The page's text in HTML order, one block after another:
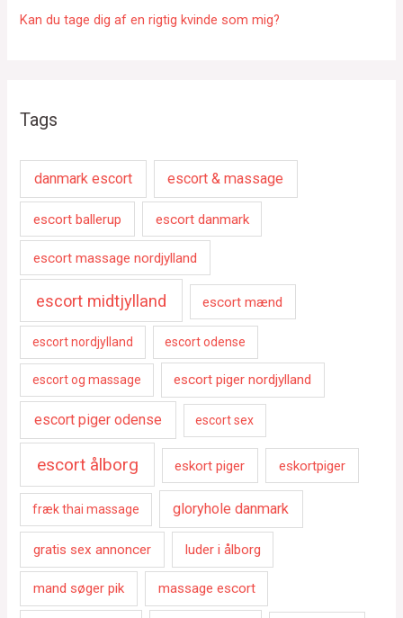
Kan du tage dig af en rigtig kvinde som mig?
Tags
danmark escort escort & massage
escort ballerup escort danmark
escort massage nordjylland
escort midtjylland escort mænd
escort nordjylland escort odense
escort og massage escort piger nordjylland
escort piger odense escort sex
escort ålborg eskort piger eskortpiger
fræk thai massage gloryhole danmark
gratis sex annoncer luder i ålborg
mand søger pik massage escort